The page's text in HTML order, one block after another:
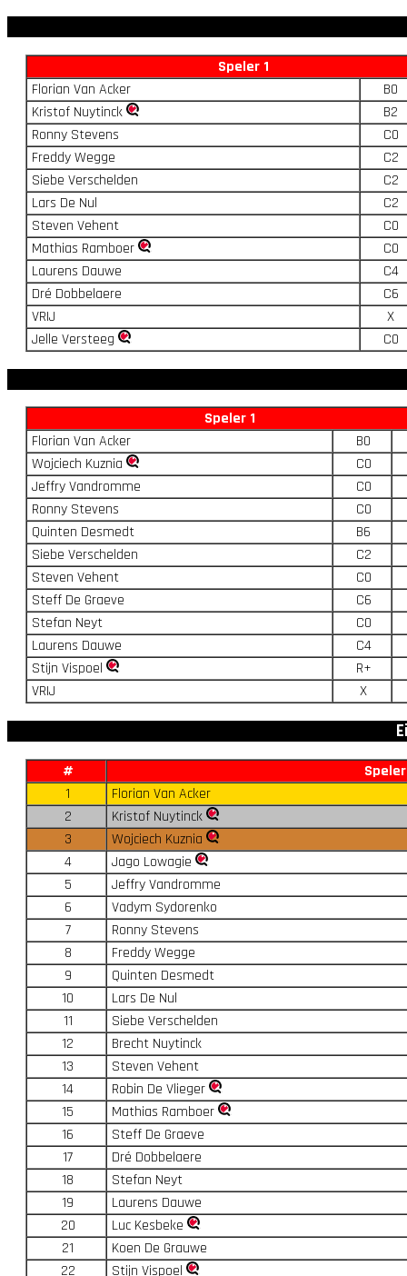
Speler 1
Florian Van Acker
B0
Kristof Nuytinck
B2
Ronny Stevens
C0
Freddy Wegge
C2
Siebe Verschelden
C2
Lars De Nul
C2
Steven Vehent
C0
Mathias Ramboer
C0
Laurens Dauwe
C4
Dré Dobbelaere
C6
VRIJ
X
Jelle Versteeg
C0
Speler 1
Florian Van Acker
B0
Wojciech Kuznia
C0
Jeffry Vandromme
C0
Ronny Stevens
C0
Quinten Desmedt
B6
Siebe Verschelden
C2
Steven Vehent
C0
Steff De Graeve
C6
Stefan Neyt
C0
Laurens Dauwe
C4
Stijn Vispoel
R+
VRIJ
X
#
Speler
1
Florian Van Acker
2
Kristof Nuytinck
3
Wojciech Kuznia
4
Jago Lowagie
5
Jeffry Vandromme
6
Vadym Sydorenko
7
Ronny Stevens
8
Freddy Wegge
9
Quinten Desmedt
10
Lars De Nul
11
Siebe Verschelden
12
Brecht Nuytinck
13
Steven Vehent
14
Robin De Vlieger
15
Mathias Ramboer
16
Steff De Graeve
17
Dré Dobbelaere
18
Stefan Neyt
19
Laurens Dauwe
20
Luc Kesbeke
21
Koen De Grauwe
22
Stijn Vispoel